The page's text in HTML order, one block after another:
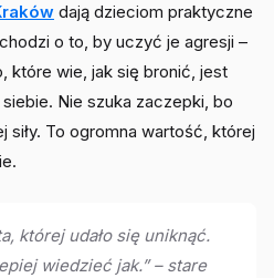
dają dzieciom praktyczne
o to, by uczyć je agresji –
które wie, jak się bronić, jest
Nie szuka zaczepki, bo
siły. To ogromna wartość, której
której udało się uniknąć.
wiedzieć jak.” – stare